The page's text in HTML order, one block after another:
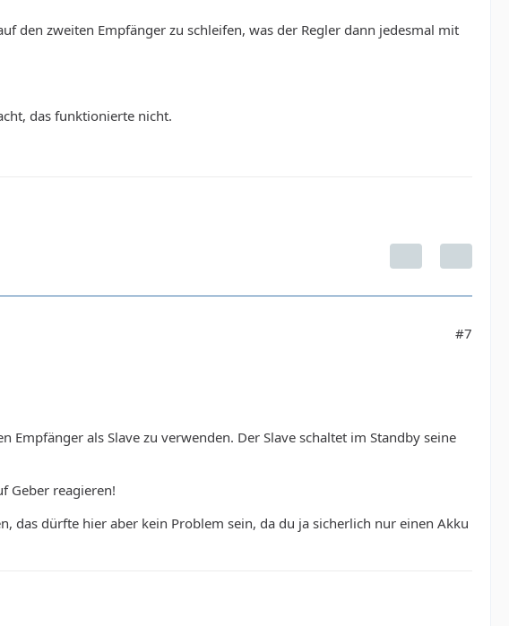
den zweiten Empfänger zu schleifen, was der Regler dann jedesmal mit
das funktionierte nicht.
#7
als Slave zu verwenden. Der Slave schaltet im Standby seine
Geber reagieren!
das dürfte hier aber kein Problem sein, da du ja sicherlich nur einen Akku